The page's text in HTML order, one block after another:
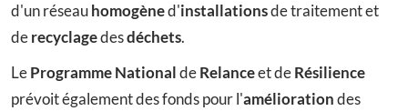
d'un réseauhomogèned'installationsde traitement et
derecyclagedesdéchets.
LeProgramme NationaldeRelanceet deRésilience
prévoit également des fonds pour l'améliorationdes